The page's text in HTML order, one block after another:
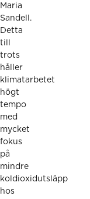
Maria
Sandell.
Detta
till
trots
håller
klimatarbetet
högt
tempo
med
mycket
fokus
på
mindre
koldioxidutsläpp
hos